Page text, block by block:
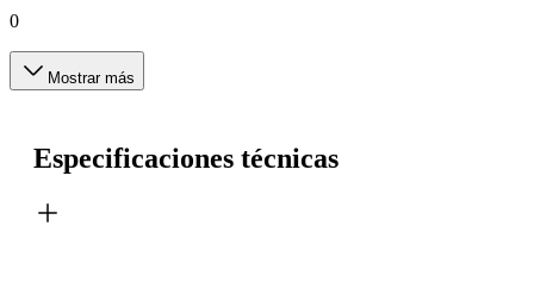
0
Mostrar más
Especificaciones técnicas